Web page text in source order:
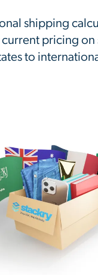
shipping
pricing on
to